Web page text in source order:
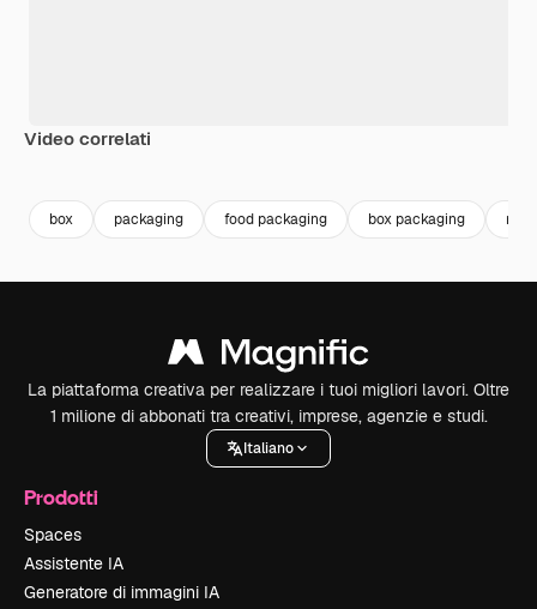
Video correlati
box packaging food packaging box packaging
La piattaforma creativa per realizzare i tuoi migliori lavori. Oltre
1 milione di abbonati tra creativi, imprese, agenzie e studi.
Italiano
Prodotti
Spaces
Assistente IA
Generatore di immagini IA